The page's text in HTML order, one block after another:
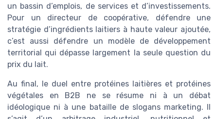
un bassin d’emplois, de services et d’investissements.
Pour un directeur de coopérative, défendre une
stratégie d’ingrédients laitiers à haute valeur ajoutée,
c’est aussi défendre un modèle de développement
territorial qui dépasse largement la seule question du
prix du lait.
Au final, le duel entre protéines laitières et protéines
végétales en B2B ne se résume ni à un débat
idéologique ni à une bataille de slogans marketing. Il